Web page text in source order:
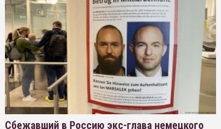
Сбежавший в Россию экс-глава немецкого